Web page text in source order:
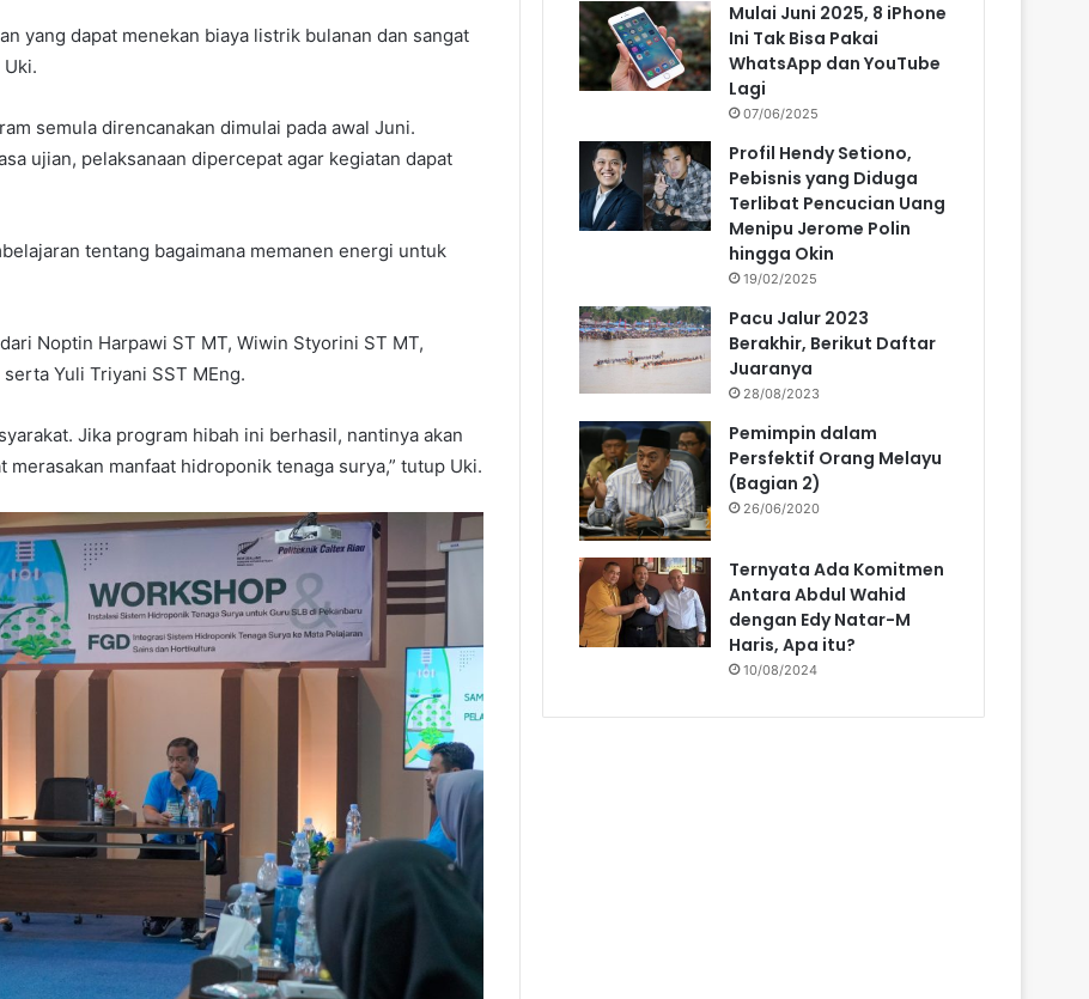
yang dapat menekan biaya listrik bulanan dan sangat
semula direncanakan dimulai pada awal Juni.
ujian, pelaksanaan dipercepat agar kegiatan dapat
tentang bagaimana memanen energi untuk
Noptin Harpawi ST MT, Wiwin Styorini ST MT,
Yuli Triyani SST MEng.
Jika program hibah ini berhasil, nantinya akan
manfaat hidroponik tenaga surya,” tutup Uki.
Mulai Juni 2025, 8 iPhone
Ini Tak Bisa Pakai
WhatsApp dan YouTube
Lagi
07/06/2025
Profil Hendy Setiono,
Pebisnis yang Diduga
Terlibat Pencucian Uang
Menipu Jerome Polin
hingga Okin
19/02/2025
Pacu Jalur 2023
Berakhir, Berikut Daftar
Juaranya
28/08/2023
Pemimpin dalam
Persfektif Orang Melayu
(Bagian 2)
26/06/2020
Ternyata Ada Komitmen
Antara Abdul Wahid
dengan Edy Natar-M
Haris, Apa itu?
10/08/2024